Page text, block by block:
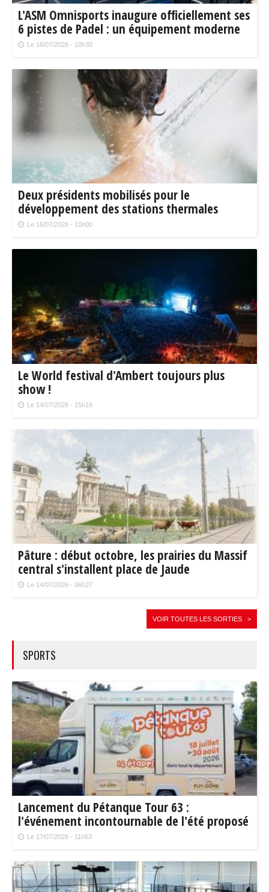
L'ASM Omnisports inaugure officiellement ses
6 pistes de Padel : un équipement moderne
au service du territoire
Le 16/07/2026 - 10h30
Deux présidents mobilisés pour le
développement des stations thermales
Le 16/07/2026 - 10h00
Le World festival d'Ambert toujours plus
show !
Le 14/07/2026 - 15h16
Pâture : début octobre, les prairies du Massif
central s'installent place de Jaude
Le 14/07/2026 - 06h27
VOIR TOUTES LES SORTIES >
SPORTS
Lancement du Pétanque Tour 63 :
l'événement incontournable de l'été proposé
par le Conseil départemental !
Le 17/07/2026 - 11h53